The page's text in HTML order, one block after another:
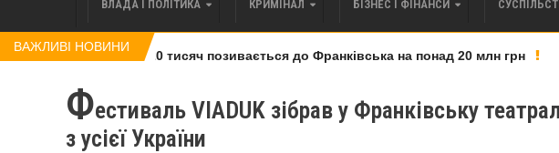
ВЛАДА І ПОЛІТИКА КРИМІНАЛ БІЗНЕС І ФІНАНСИ
ВАЖЛИВІ НОВИНИ
права вимоги за 120 тисяч позивається до Франківська на понад 20 млн грн
Фестиваль VIADUK зібрав у Франківську
з усієї України